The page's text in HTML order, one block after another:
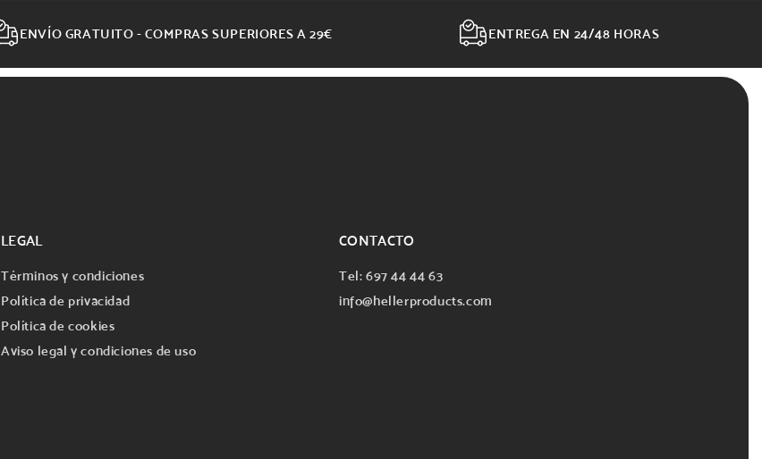
ENVÍO GRATUITO - COMPRAS SUPERIORES A 29€ ENTREGA EN 24/48 HORAS
LEGAL
Términos y condiciones
Política de privacidad
Política de cookies
Aviso legal y condiciones de uso
CONTACTO
Tel: 697 44 44 63
info@hellerproducts.com